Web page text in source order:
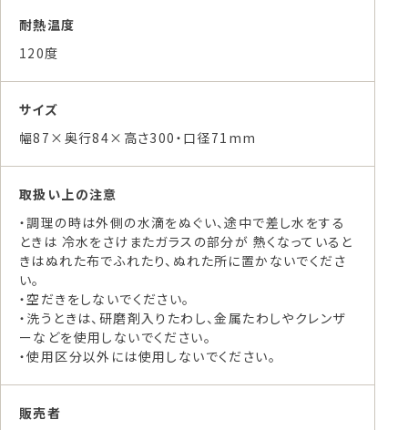
耐熱温度
120度
サイズ
幅87×奥行84×高さ300・口径71mm
取扱い上の注意
・調理の時は外側の水滴をぬぐい、途中で差し水をする
ときは 冷水をさけまたガラスの部分が 熱くなっていると
きはぬれた布でふれたり、ぬれた所に置かないでくださ
い。
・空だきをしないでください。
・洗うときは、研磨剤入りたわし、金属たわしやクレンザ
ーなどを使用しないでください。
・使用区分以外には使用しないでください。
販売者